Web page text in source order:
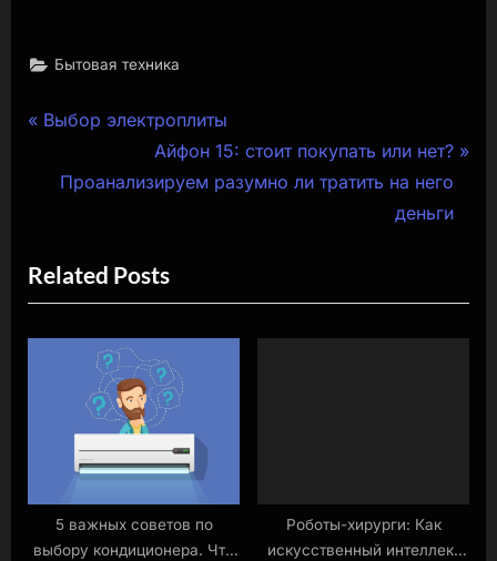
Бытовая техника
Навигация
по
P
o
u
s
Выбор электроплиты
N
e
P
o
s
t
:
Айфон 15: стоит покупать или нет?
Проанализируем разумно ли тратить на него
деньги
Related Posts
5 важных советов по
выбору кондиционера. Что
Роботы-хирурги: Как
искусственный интеллект